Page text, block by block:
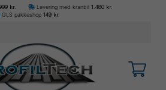
kr. Levering med kranbil 1.480 kr.
GLS pakkeshop 149 kr.